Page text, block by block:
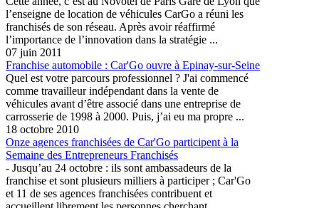
l’enseigne de location de véhicules CarGo a réuni les
franchisés de son réseau. Après avoir réaffirmé
l’importance de l’innovation dans la stratégie ...
07 juin 2011
Franchise automobile : Car'Go ouvre à Epinay-sur-Seine
Quel est votre parcours professionnel ? J'ai commencé
comme travailleur indépendant dans la vente de
véhicules avant d’être associé dans une entreprise de
carrosserie de 1998 à 2000. Puis, j’ai eu ma propre ...
18 octobre 2010
Onze agences franchisées de Car'Go participent à la
Semaine des Entrepreneurs Franchisés
- Jusqu’au 24 octobre : ils sont ambassadeurs de la
franchise et sont plusieurs milliers à participer ; Car'Go
et 11 de ses agences franchisées contribuent et